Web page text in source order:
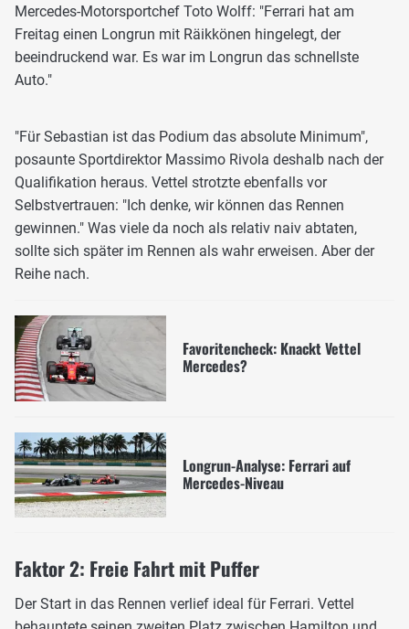
Mercedes-Motorsportchef Toto Wolff: "Ferrari hat am
Freitag einen Longrun mit Räikkönen hingelegt, der
beeindruckend war. Es war im Longrun das schnellste
Auto."
"Für Sebastian ist das Podium das absolute Minimum",
posaunte Sportdirektor Massimo Rivola deshalb nach der
Qualifikation heraus. Vettel strotzte ebenfalls vor
Selbstvertrauen: "Ich denke, wir können das Rennen
gewinnen." Was viele da noch als relativ naiv abtaten,
sollte sich später im Rennen als wahr erweisen. Aber der
Reihe nach.
Favoritencheck: Knackt Vettel
Mercedes?
Longrun-Analyse: Ferrari auf
Mercedes-Niveau
Faktor 2: Freie Fahrt mit Puffer
Der Start in das Rennen verlief ideal für Ferrari. Vettel